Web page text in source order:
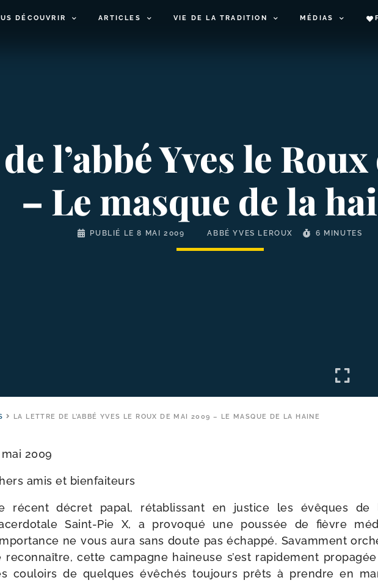
DÉCOUVRIR ARTICLES VIE DE LA TRADITION MÉDIAS
l’abbé Yves le
– Le masque de la
PUBLIÉ LE8 MAI 2009 ABBÉ YVES LEROUX 6 MINUTES
LA LETTRE DE L’ABBÉ YVES LE ROUX DE MAI 2009 – LE MASQUE DE LA HAINE
2009
amis et bienfaiteurs
récent décret papal, réta­blis­sant en jus­tice les évêques de
Saint-​Pie X, a pro­vo­qué une pous­sée de fièvre
ne vous aura sans doute pas échap­pé. Savamment
recon­naître, cette cam­pagne hai­neuse s’est rapi­de­ment
cou­loirs de quelques évê­chés tou­jours prêts à prendre en